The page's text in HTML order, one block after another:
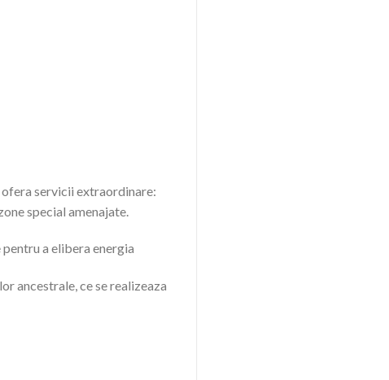
servicii extraordinare:
special amenajate.
a elibera energia
ancestrale, ce se realizeaza